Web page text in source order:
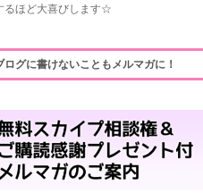
るほど大喜びします☆
ログに書けないこともメルマガに！